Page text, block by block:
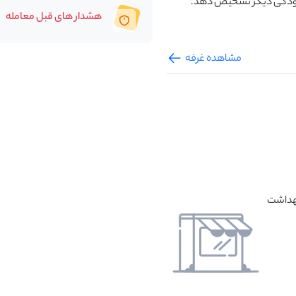
مشاهده غرفه
هشدار های قبل معامله